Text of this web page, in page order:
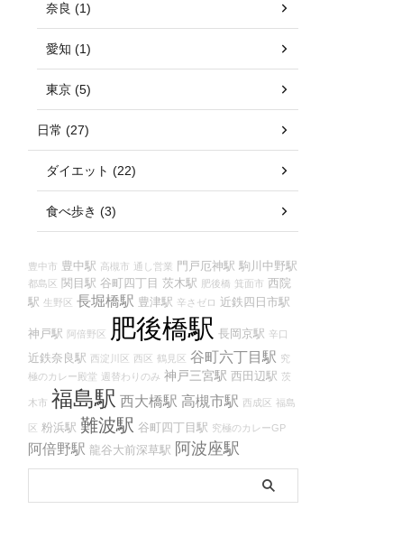
奈良 (1)
愛知 (1)
東京 (5)
日常 (27)
ダイエット (22)
食べ歩き (3)
豊中市 豊中駅 高槻市 通し営業 門戸厄神駅 駒川中野駅
都島区 関目駅 谷町四丁目 茨木駅 肥後橋 箕面市 西院
駅 生野区 長堀橋駅 豊津駅 辛さゼロ 近鉄四日市駅
神戸駅 阿倍野区 肥後橋駅 長岡京駅 辛口
近鉄奈良駅 西淀川区 西区 鶴見区 谷町六丁目駅 究
極のカレー殿堂 週替わりのみ 神戸三宮駅 西田辺駅 茨
木市 福島駅 西大橋駅 高槻市駅 西成区 福島
区 粉浜駅 難波駅 谷町四丁目駅 究極のカレーGP
阿倍野駅 龍谷大前深草駅 阿波座駅